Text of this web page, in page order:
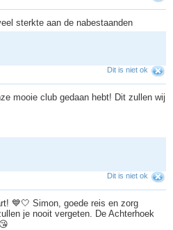
sterkte aan de nabestaanden
Dit is niet ok
mooie club gedaan hebt! Dit zullen wij
Dit is niet ok
💙🤍 Simon, goede reis en zorg
je nooit vergeten. De Achterhoek